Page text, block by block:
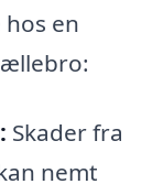
en
Skader fra
nemt